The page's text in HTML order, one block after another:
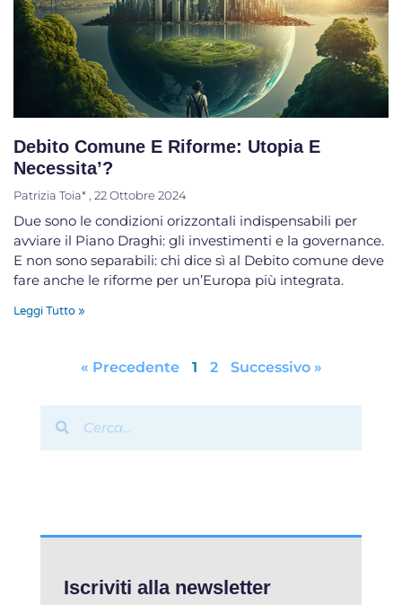
Debito Comune E Riforme: Utopia E
Necessita’?
Patrizia Toia* 22 Ottobre 2024
Due sono le condizioni orizzontali indispensabili per
avviare il Piano Draghi: gli investimenti e la governance.
E non sono separabili: chi dice sì al Debito comune deve
fare anche le riforme per un’Europa più integrata.
Leggi Tutto »
« Precedente 1 2 Successivo »
Iscriviti alla newsletter